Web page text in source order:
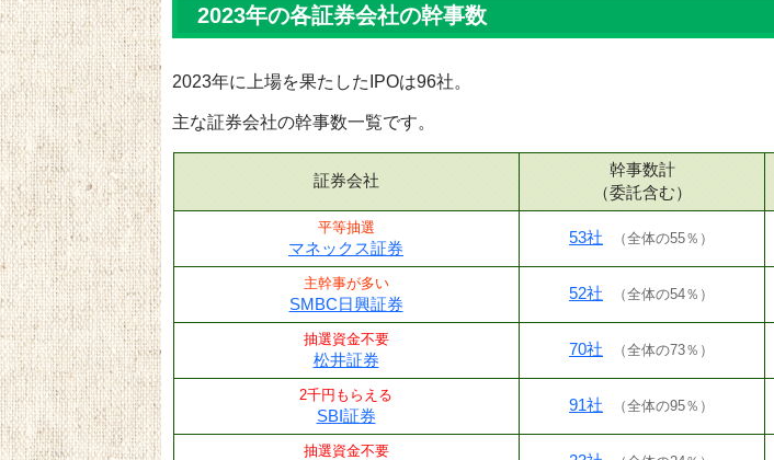
2023年の各証券会社の幹事数
2023年に上場を果たしたIPOは96社。
主な証券会社の幹事数一覧です。
証券会社
幹事数計
（委託含む）
平等抽選
マネックス証券
53社 （全体の55％ ）
主幹事が多い
SMBC日興証券
52社 （全体の54％ ）
抽選資金不要
松井証券
70社 （全体の73％ ）
2千円もらえる
SBI証券
91社 （全体の95％ ）
抽選資金不要